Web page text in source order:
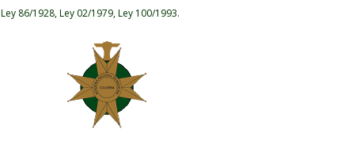
86/1928, Ley 02/1979, Ley 100/1993.